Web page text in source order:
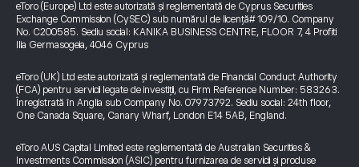
eToro (Europe) Ltd este autorizată și reglementată de Cyprus Securities
Exchange Commission (CySEC) sub numărul de licență# 109/10. Company
No. C200585. Sediu social: KANIKA BUSINESS CENTRE, FLOOR 7, 4 Profiti
Ilia Germasogeia, 4046 Cyprus
eToro (UK) Ltd este autorizată și reglementată de Financial Conduct Authority
(FCA) pentru servicii legate de investiții, cu Firm Reference Number: 583263.
Înregistrată în Anglia sub Company No. 07973792. Sediu social: 24th floor,
One Canada Square, Canary Wharf, London E14 5AB, England.
eToro AUS Capital Limited este reglementată de Australian Securities &
Investments Commission (ASIC) pentru furnizarea de servicii și produse